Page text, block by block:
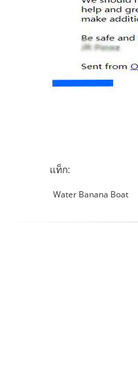
แท็ก:
Water Banana Boat